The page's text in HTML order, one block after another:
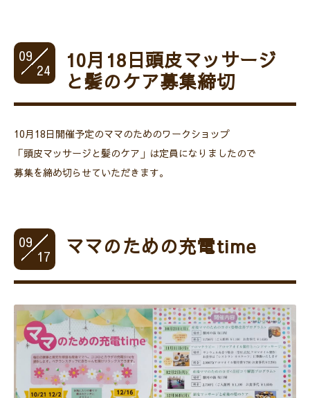
09
24
10月18日頭皮マッサージ
と髪のケア募集締切
10月18日開催予定のママのためのワークショップ
「頭皮マッサージと髪のケア」は定員になりましたので
募集を締め切らせていただきます。
09
17
ママのための充電time